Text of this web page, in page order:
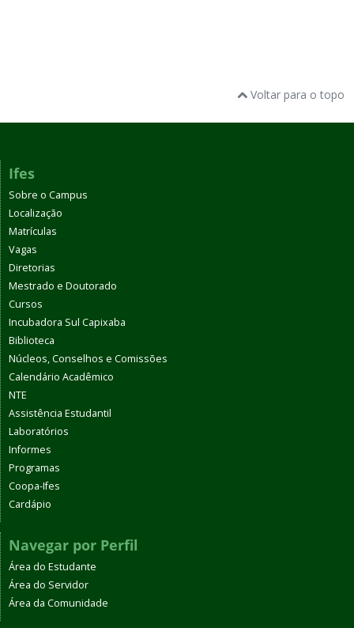
Voltar para o topo
Ifes
Sobre o Campus
Localização
Matrículas
Vagas
Diretorias
Mestrado e Doutorado
Cursos
Incubadora Sul Capixaba
Biblioteca
Núcleos, Conselhos e Comissões
Calendário Acadêmico
NTE
Assistência Estudantil
Laboratórios
Informes
Programas
Coopa-Ifes
Cardápio
Navegar por Perfil
Área do Estudante
Área do Servidor
Área da Comunidade